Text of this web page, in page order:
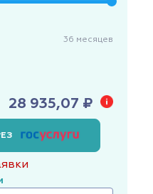
36 месяцев
28 935,07 ₽